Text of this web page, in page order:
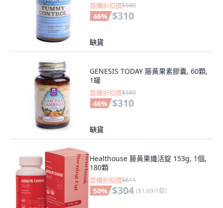
首購折扣價$580
46% $310
缺貨
GENESIS TODAY 藤黃果素膠囊, 60顆,
1罐
首購折扣價$580
46% $310
缺貨
Healthouse 藤黃果纖活錠 153g, 1個,
180顆
首購折扣價$611
50% $304 ($1.69/1錠)